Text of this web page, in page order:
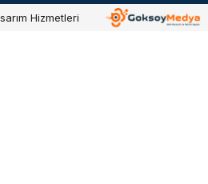
Hizmetleri